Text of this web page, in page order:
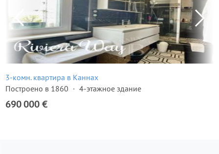
3-комн. квартира в Каннах
Построено в 1860
4-этажное здание
690 000 €